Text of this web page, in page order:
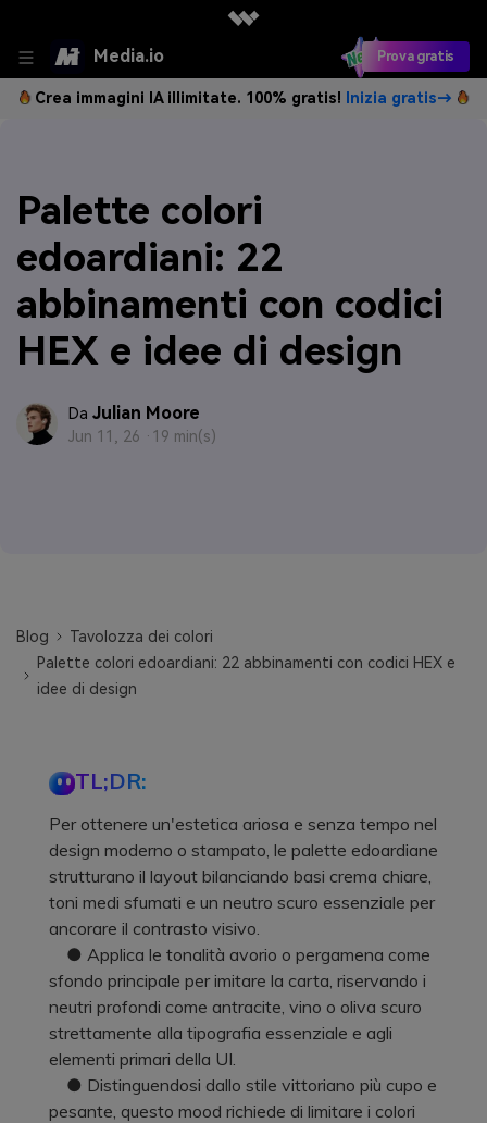
Media.io Prova gratis
Crea immagini IA illimitate. 100% gratis! Inizia gratis→
Palette colori
edoardiani: 22
abbinamenti con codici
HEX e idee di design
Da Julian Moore
Jun 11, 26 · 19 min(s)
Blog
Tavolozza dei colori
Palette colori edoardiani: 22 abbinamenti con codici HEX e
idee di design
TL;DR:
Per ottenere un'estetica ariosa e senza tempo nel
design moderno o stampato, le palette edoardiane
strutturano il layout bilanciando basi crema chiare,
toni medi sfumati e un neutro scuro essenziale per
ancorare il contrasto visivo.
● Applica le tonalità avorio o pergamena come
sfondo principale per imitare la carta, riservando i
neutri profondi come antracite, vino o oliva scuro
strettamente alla tipografia essenziale e agli
elementi primari della UI.
● Distinguendosi dallo stile vittoriano più cupo e
pesante, questo mood richiede di limitare i colori